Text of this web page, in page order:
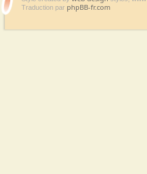
Traduction par phpBB-fr.com